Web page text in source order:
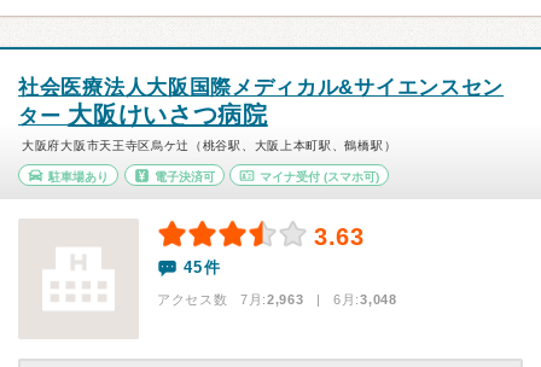
社会医療法人大阪国際メディカル&サイエンスセン
ター 大阪けいさつ病院
大阪府大阪市天王寺区烏ケ辻（桃谷駅、大阪上本町駅、鶴橋駅）
駐車場あり 電子決済可 マイナ受付 (スマホ可)
3.63
45件
アクセス数 7月:2,963 | 6月:3,048